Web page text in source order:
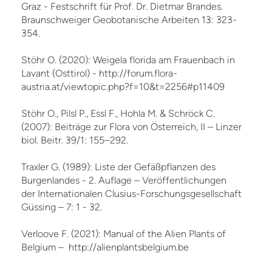
Graz - Festschrift für Prof. Dr. Dietmar Brandes.
Braunschweiger Geobotanische Arbeiten 13: 323-
354.
Stöhr O. (2020): Weigela florida am Frauenbach in
Lavant (Osttirol) - http://forum.flora-
austria.at/viewtopic.php?f=10&t=2256#p11409
Stöhr O., Pilsl P., Essl F., Hohla M. & Schröck C.
(2007): Beiträge zur Flora von Österreich, II – Linzer
biol. Beitr. 39/1: 155–292.
Traxler G. (1989): Liste der Gefäßpflanzen des
Burgenlandes - 2. Auflage – Veröffentlichungen
der Internationalen Clusius-Forschungsgesellschaft
Güssing – 7: 1 - 32.
Verloove F. (2021): Manual of the Alien Plants of
Belgium – http://alienplantsbelgium.be